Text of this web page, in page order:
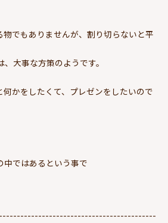
物でもありませんが、割り切らないと平
大事な方策のようです。
何かをしたくて、プレゼンをしたいので
中ではあるという事で